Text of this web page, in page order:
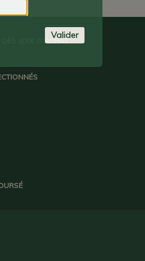
DÈS 100€ D'ACHAT
Valider